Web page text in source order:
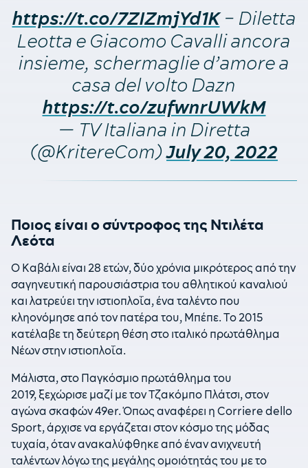
https://t.co/7ZIZmjYd1K– Diletta
Leotta e Giacomo Cavalli ancora
insieme, schermaglie d’amore a
casa del volto Dazn
https://t.co/zufwnrUWkM
— TV Italiana in Diretta
(@KritereCom)July 20, 2022
Ποιος είναι ο σύντροφος της Ντιλέτα
Λεότα
O Καβάλι είναι 28 ετών, δύο χρόνια μικρότερος από την
σαγηνευτική παρουσιάστρια του αθλητικού καναλιού
και λατρεύει την ιστιοπλοΐα, ένα ταλέντο που
κληονόμησε από τον πατέρα του, Μπέπε. Tο 2015
κατέλαβε τη δεύτερη θέση στο ιταλικό πρωτάθλημα
Νέων στην ιστιοπλοΐα.
Μάλιστα, στο Παγκόσμιο πρωτάθλημα του
2019, ξεχώρισε μαζί με τον Τζακόμπο Πλάτσι, στον
αγώνα σκαφών 49er. Όπως αναφέρει η Corriere dello
Sport, άρχισε να εργάζεται στον κόσμο της μόδας
τυχαία, όταν ανακαλύφθηκε από έναν ανιχνευτή
ταλέντων λόγω της μεγάλης ομοιότητάς του με το